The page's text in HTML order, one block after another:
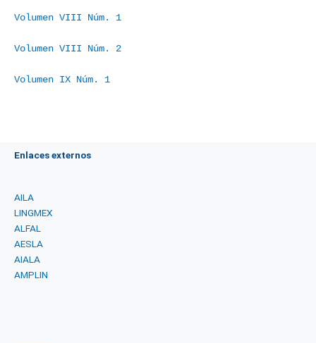
Volumen VIII Núm. 1
Volumen VIII Núm. 2
Volumen IX Núm. 1
Enlaces externos
AILA
LINGMEX
ALFAL
AESLA
AIALA
AMPLIN